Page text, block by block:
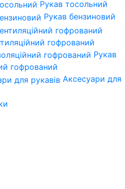
Рукав тосольний
Рукав бензиновий
гофрований
Рукав
гофрований
Аксесуари для